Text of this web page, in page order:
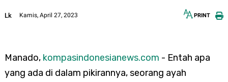
Lk Kamis, April 27, 2023 PRINT
Manado, kompasindonesianews.com - Entah apa
yang ada di dalam pikirannya, seorang ayah